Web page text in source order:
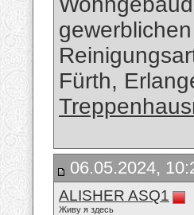
Fürth,
06.05.2024,
ALISHER ASQ1
Живу я здесь